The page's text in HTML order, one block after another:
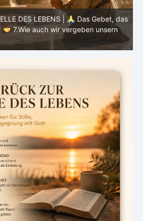
DES LEBENS |
Das Gebet, das
6.Und vergib uns unsere Schuld